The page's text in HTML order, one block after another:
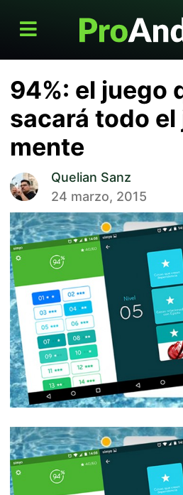
94%: el juego
sacará todo el
mente
Quelian Sanz
24 marzo, 2015